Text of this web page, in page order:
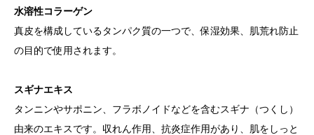
水溶性コラーゲン
真皮を構成しているタンパク質の一つで、保湿効果、肌荒れ防止
の目的で使用されます。
スギナエキス
タンニンやサポニン、フラボノイドなどを含むスギナ（つくし）
由来のエキスです。収れん作用、抗炎症作用があり、肌をしっと